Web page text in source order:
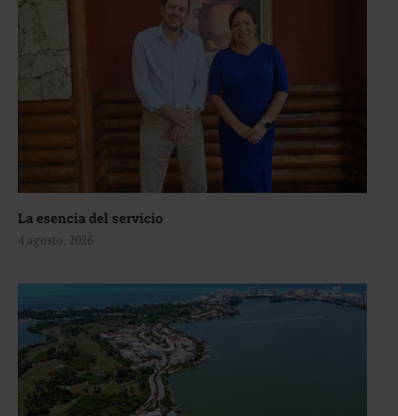
La esencia del servicio
4 agosto, 2026